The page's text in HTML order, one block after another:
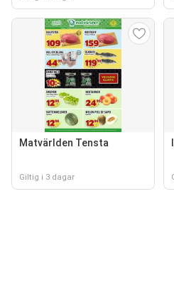
Matvärlden Tensta
Giltig i 3 dagar